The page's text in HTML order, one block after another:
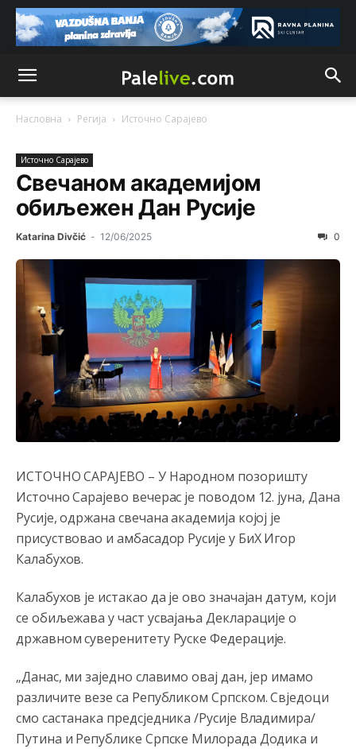
Насловна Регија Источно Сарајево
Источно Сарајево
Свечаном академијом
обиљежен Дан Русије
Katarina Divčić - 12/06/2025 0
ИСТОЧНО САРАЈЕВО – У Народном позоришту
Источно Сарајево вечерас је поводом 12. јуна, Дана
Русије, одржана свечана академија којој је
присуствовао и амбасадор Русије у БиХ Игор
Калабухов.
Калабухов је истакао да је ово значајан датум, који
се обиљежава у част усвајања Декларације о
државном суверенитету Руске Федерације.
„Данас, ми заједно славимо овај дан, јер имамо
различите везе са Републиком Српском. Свједоци
смо састанака предсједника /Русије Владимира/
Путина и Републике Српске Милорада Додика и